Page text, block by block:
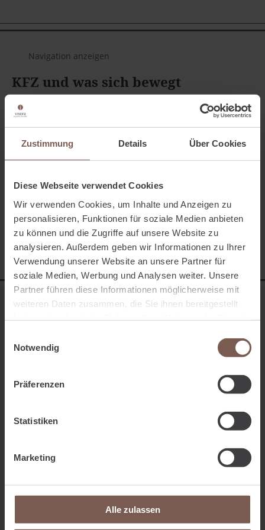
Zustimmung Details Über Cookies
Diese Webseite verwendet Cookies
Wir verwenden Cookies, um Inhalte und Anzeigen zu
personalisieren, Funktionen für soziale Medien anbieten
zu können und die Zugriffe auf unsere Website zu
analysieren. Außerdem geben wir Informationen zu Ihrer
Verwendung unserer Website an unsere Partner für
soziale Medien, Werbung und Analysen weiter. Unsere
Partner führen diese Informationen möglicherweise mit
weiteren Daten zusammen, die Sie ihnen bereitgestellt
Notwendig
Präferenzen
Statistiken
Marketing
Alle zulassen
Navigation anzeigen
KFZ und was sich bewegt
Schadenfreiheitsrabatt (SFR) in der KFZ-
Versicherung
23.09.2025
Schadenfreiheitsrabatt (SFR) in der KFZ-Versicherung -
Episode abspielen Chancen, Stolperfallen und Tipps zur
Übertragung In dieser Episode erfährst du: Was der SFR ist
und wie er funktioniert Unterschiede zwischen ...
0251 5906800
0251 59068099
service@visora-online.de